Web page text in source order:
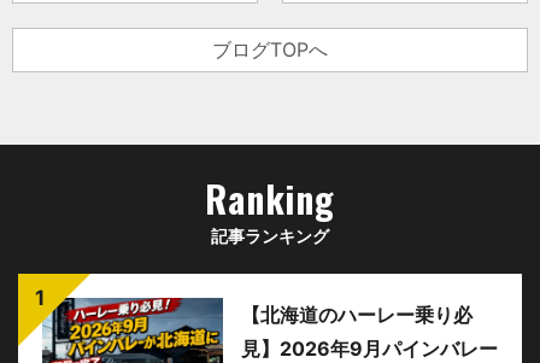
ブログTOPへ
Ranking
記事ランキング
【北海道のハーレー乗り必
見】2026年9月パインバレー